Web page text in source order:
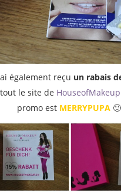
également reçu un rabais
le site de
promo est MERRYPUPA🙂